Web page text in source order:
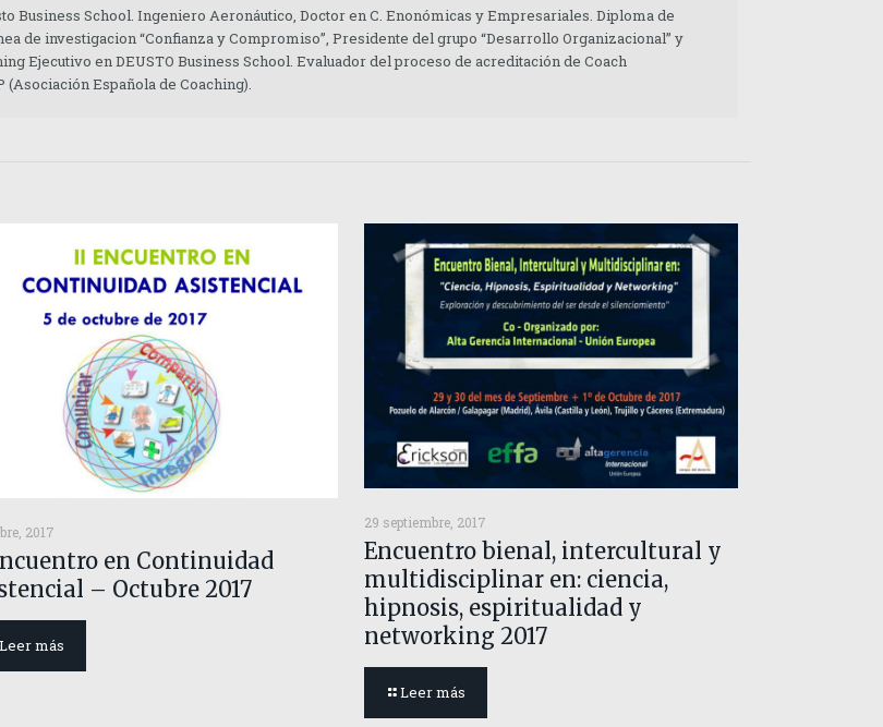
Business School. Ingeniero Aeronáutico, Doctor en C. Enonómicas y Empresariales. Diploma de
de investigacion “Confianza y Compromiso”, Presidente del grupo “Desarrollo Organizacional” y
Ejecutivo en DEUSTO Business School. Evaluador del proceso de acreditación de Coach
Española de Coaching).
2017
en Continuidad
– Octubre 2017
Leer más
29 septiembre, 2017
Encuentro bienal, intercultural y
multidisciplinar en: ciencia,
hipnosis, espiritualidad y
networking 2017
Leer más